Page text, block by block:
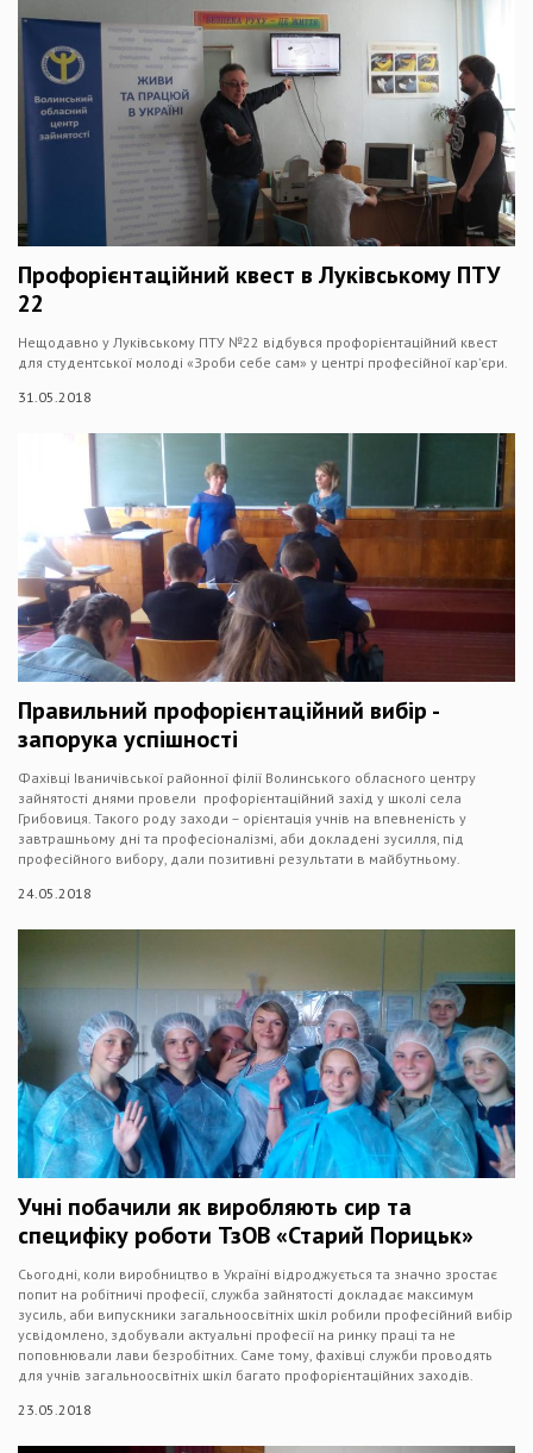
Профорієнтаційний квест в Луківському ПТУ
22
Нещодавно у Луківському ПТУ №22 відбувся профорієнтаційний квест
для студентської молоді «Зроби себе сам» у центрі професійної карʼєри.
31.05.2018
Правильний профорієнтаційний вибір -
запорука успішності
Фахівці Іваничівської районної філії Волинського обласного центру
зайнятості днями провели профорієнтаційний захід у школі села
Грибовиця. Такого роду заходи – орієнтація учнів на впевненість у
завтрашньому дні та професіоналізмі, аби докладені зусилля, під
професійного вибору, дали позитивні результати в майбутньому.
24.05.2018
Учні побачили як виробляють сир та
специфіку роботи ТзОВ «Старий Порицьк»
Сьогодні, коли виробництво в Україні відроджується та значно зростає
попит на робітничі професії, служба зайнятості докладає максимум
зусиль, аби випускники загальноосвітніх шкіл робили професійний вибір
усвідомлено, здобували актуальні професії на ринку праці та не
поповнювали лави безробітних. Саме тому, фахівці служби проводять
для учнів загальноосвітніх шкіл багато профорієнтаційних заходів.
23.05.2018